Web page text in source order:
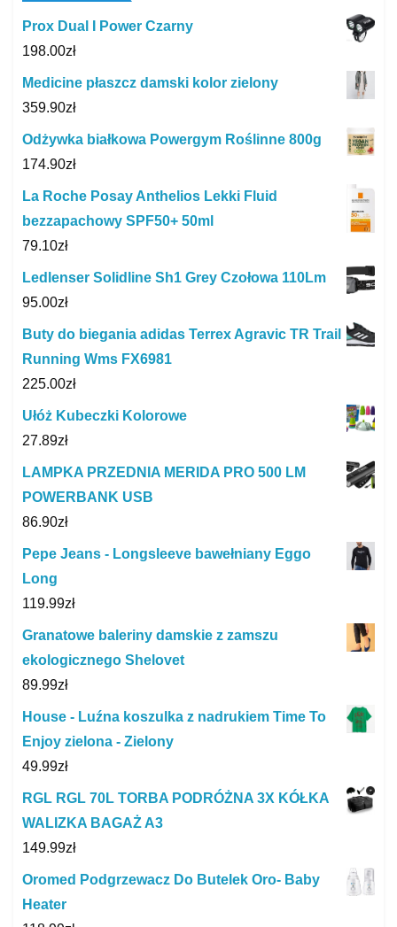
Prox Dual I Power Czarny
198.00zł
Medicine płaszcz damski kolor zielony
359.90zł
Odżywka białkowa Powergym Roślinne 800g
174.90zł
La Roche Posay Anthelios Lekki Fluid
bezzapachowy SPF50+ 50ml
79.10zł
Ledlenser Solidline Sh1 Grey Czołowa 110Lm
95.00zł
Buty do biegania adidas Terrex Agravic TR Trail
Running Wms FX6981
225.00zł
Ułóż Kubeczki Kolorowe
27.89zł
LAMPKA PRZEDNIA MERIDA PRO 500 LM
POWERBANK USB
86.90zł
Pepe Jeans - Longsleeve bawełniany Eggo
Long
119.99zł
Granatowe baleriny damskie z zamszu
ekologicznego Shelovet
89.99zł
House - Luźna koszulka z nadrukiem Time To
Enjoy zielona - Zielony
49.99zł
RGL RGL 70L TORBA PODRÓŻNA 3X KÓŁKA
WALIZKA BAGAŻ A3
149.99zł
Oromed Podgrzewacz Do Butelek Oro- Baby
Heater